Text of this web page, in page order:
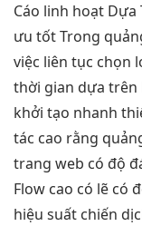
Cáo linh hoạt Dựa
ưu tốtTrong
việc liên tục chọn
thời gian dựa trên
khởi tạo nhanh
tác cao rằng
trang web có độ
Flow cao có lẽ có
hiệu suất chiến